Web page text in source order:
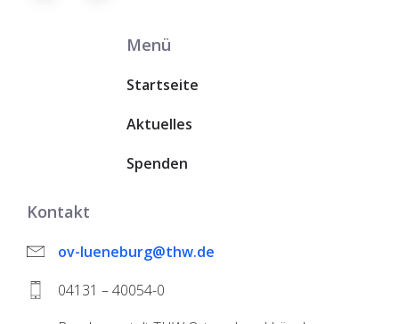
Menü
Startseite
Aktuelles
Spenden
Kontakt
ov-lueneburg@thw.de
04131 – 40054-0